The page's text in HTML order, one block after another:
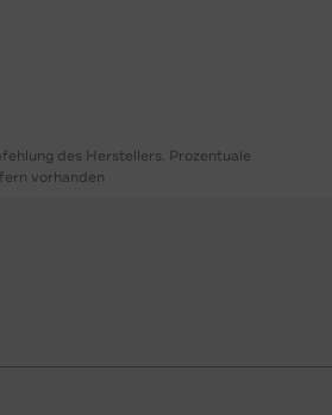
des Herstellers. Prozentuale
vorhanden